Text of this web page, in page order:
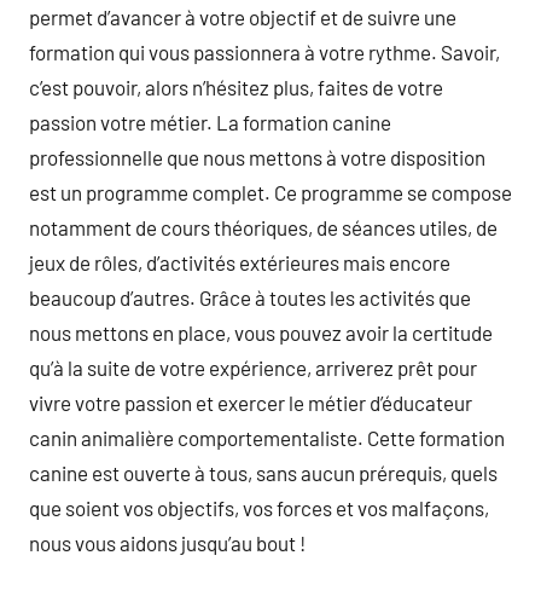
permet d’avancer à votre objectif et de suivre une
formation qui vous passionnera à votre rythme. Savoir,
c’est pouvoir, alors n’hésitez plus, faites de votre
passion votre métier. La formation canine
professionnelle que nous mettons à votre disposition
est un programme complet. Ce programme se compose
notamment de cours théoriques, de séances utiles, de
jeux de rôles, d’activités extérieures mais encore
beaucoup d’autres. Grâce à toutes les activités que
nous mettons en place, vous pouvez avoir la certitude
qu’à la suite de votre expérience, arriverez prêt pour
vivre votre passion et exercer le métier d’éducateur
canin animalière comportementaliste. Cette formation
canine est ouverte à tous, sans aucun prérequis, quels
que soient vos objectifs, vos forces et vos malfaçons,
nous vous aidons jusqu’au bout !